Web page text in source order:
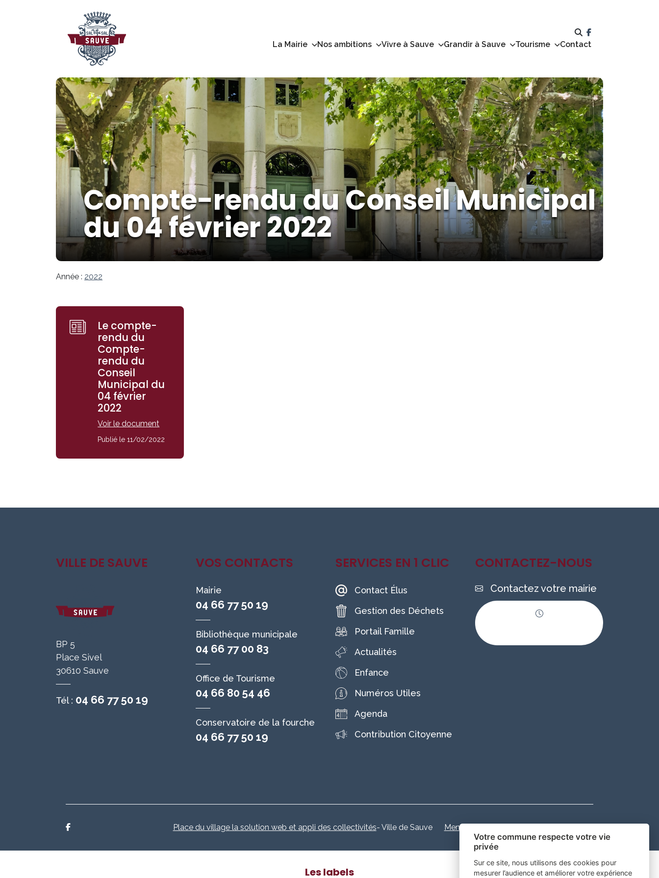
La Mairie Nos ambitions Vivre à Sauve Grandir à Sauve Tourisme Contact
Compte-rendu du Conseil Municipal
du 04 février 2022
Année : 2022
Le compte-
rendu du
Compte-
rendu du
Conseil
Municipal du
04 février
2022
Voir le document
Publié le 11/02/2022
VILLE DE SAUVE
BP 5
Place Sivel
30610 Sauve
Tél : 04 66 77 50 19
VOS CONTACTS
Mairie
04 66 77 50 19
Bibliothèque municipale
04 66 77 00 83
Office de Tourisme
04 66 80 54 46
Conservatoire de la fourche
04 66 77 50 19
SERVICES EN 1 CLIC
Contact Élus
Gestion des Déchets
Portail Famille
Actualités
Enfance
Numéros Utiles
Agenda
Contribution Citoyenne
CONTACTEZ-NOUS
Contactez votre mairie
Place du village la solution web et appli des collectivités- Ville de Sauve Mentions légales
Les labels
Votre commune respecte votre vie
privée
Sur ce site, nous utilisons des cookies pour
mesurer l’audience et améliorer votre expérience